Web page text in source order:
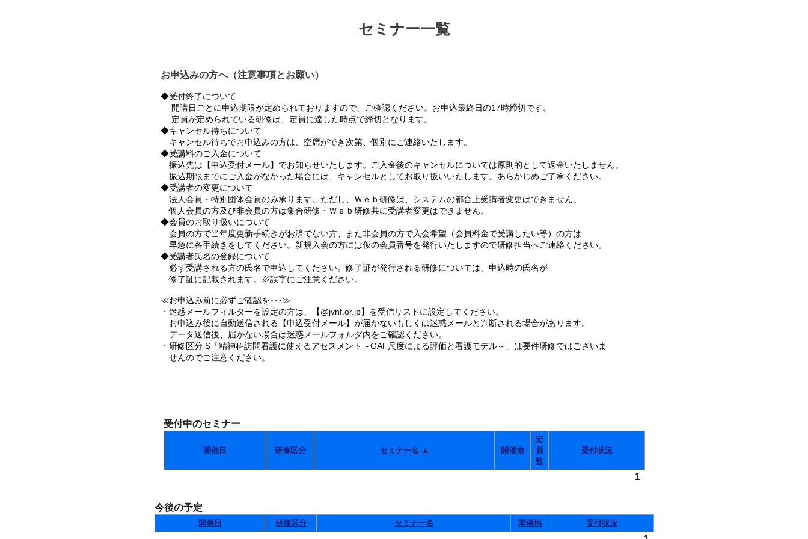
セミナー一覧
お申込みの方へ（注意事項とお願い）
◆受付終了について
開講日ごとに申込期限が定められておりますので、ご確認ください。お申込最終日の17時締切です。
定員が定められている研修は、定員に達した時点で締切となります。
◆キャンセル待ちについて
キャンセル待ちでお申込みの方は、空席ができ次第、個別にご連絡いたします。
◆受講料のご入金について
振込先は【申込受付メール】でお知らせいたします。ご入金後のキャンセルについては原則的として返金いたしません。
振込期限までにご入金がなかった場合には、キャンセルとしてお取り扱いいたします。あらかじめご了承ください。
◆受講者の変更について
法人会員・特別団体会員のみ承ります。ただし、Ｗｅｂ研修は、システムの都合上受講者変更はできません。
個人会員の方及び非会員の方は集合研修・Ｗｅｂ研修共に受講者変更はできません。
◆会員のお取り扱いについて
会員の方で当年度更新手続きがお済でない方、また非会員の方で入会希望（会員料金で受講したい等）の方は
早急に各手続きをしてください。新規入会の方には仮の会員番号を発行いたしますので研修担当へご連絡ください。
◆受講者氏名の登録について
必ず受講される方の氏名で申込してください。修了証が発行される研修については、申込時の氏名が
修了証に記載されます。※誤字にご注意ください。
≪お申込み前に必ずご確認を･･･≫
・迷惑メールフィルターを設定の方は、【@jvnf.or.jp】を受信リストに設定してください。
お申込み後に自動送信される【申込受付メール】が届かないもしくは迷惑メールと判断される場合があります。
データ送信後、届かない場合は迷惑メールフォルダ内をご確認ください。
・研修区分 S「精神科訪問看護に使えるアセスメント～GAF尺度による評価と看護モデル～」は要件研修ではございま
せんのでご注意ください。
受付中のセミナー
開催日 研修区分 セミナー名 ▲ 開催地
定
員
数
受付状況
1
今後の予定
開催日 研修区分 セミナー名 開催地 受付状況